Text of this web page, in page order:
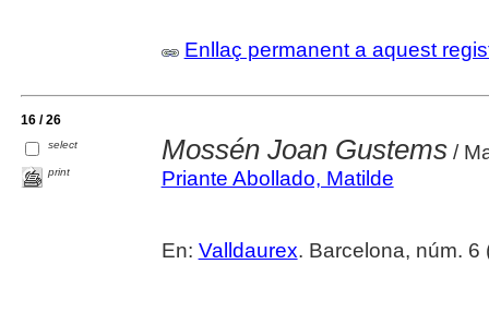
Enllaç permanent a aquest
16 / 26
select
print
Mossén Joan Gustems/
Priante Abollado, Matilde
En: Valldaurex. Barcelona, núm. 6